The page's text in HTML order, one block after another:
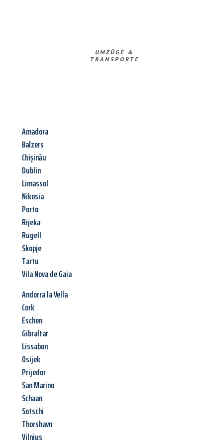
UMZÜGE &
TRANSPORTE
Amadora
Balzers
Chișinău
Dublin
Limassol
Nikosia
Porto
Rijeka
Rugell
Skopje
Tartu
Vila Nova de Gaia
Andorra la Vella
Cork
Eschen
Gibraltar
Lissabon
Osijek
Prijedor
San Marino
Schaan
Sotschi
Thorshavn
Vilnius